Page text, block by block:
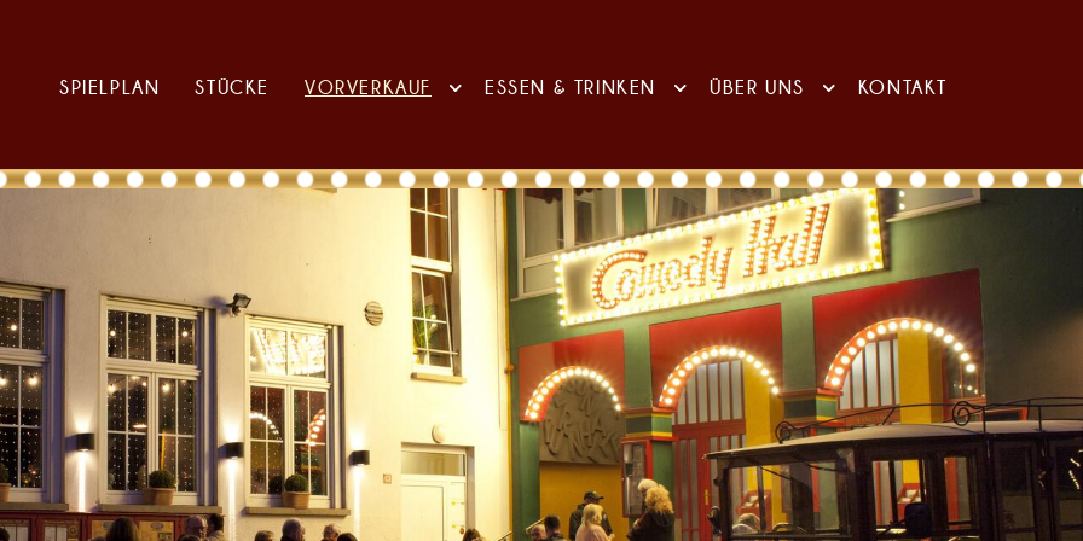
SPIELPLAN STÜCKE VORVERKAUF ESSEN & TRINKEN ÜBER UNS KONTAKT